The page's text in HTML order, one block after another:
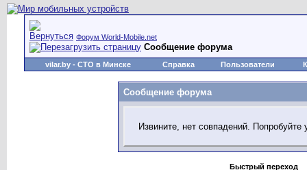
Форум World-Mobile.net
Сообщение форума
vilar.by - СТО в Минске Справка Пользователи
Сообщение форума
Извините, нет совпадений. Попробуйте
Быстрый переход